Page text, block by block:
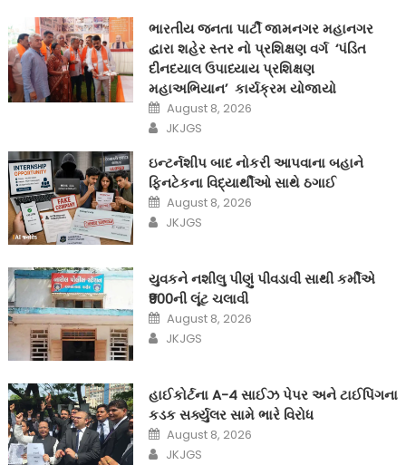
ભારતીય જનતા પાર્ટી જામનગર મહાનગર
દ્વારા શહેર સ્તર નો પ્રશિક્ષણ વર્ગ ‘પંડિત
દીનદયાલ ઉપાધ્યાય પ્રશિક્ષણ
મહાઅભિયાન’ કાર્યક્રમ યોજાયો
Posted
on
August 8, 2026
Author
JKJGS
ઇન્ટર્નશીપ બાદ નોકરી આપવાના બહાને
ફિનટેકના વિદ્યાર્થીઓ સાથે ઠગાઈ
Posted
on
August 8, 2026
Author
JKJGS
યુવકને નશીલુ પીણું પીવડાવી સાથી કર્મીએ
₹900ની લૂંટ ચલાવી
Posted
on
August 8, 2026
Author
JKJGS
હાઈકોર્ટના A-4 સાઈઝ પેપર અને ટાઈપિંગના
કડક સર્ક્યુલર સામે ભારે વિરોધ
Posted
on
August 8, 2026
Author
JKJGS